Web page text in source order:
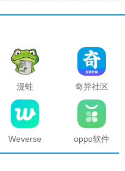
漫蛙
官方正版
奇异社区
载安装
2025最新
版本
Weverse
oppo软件